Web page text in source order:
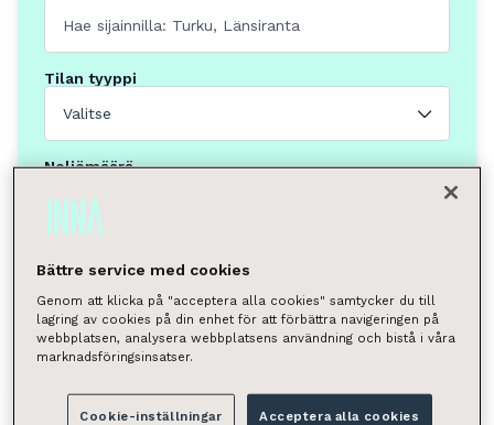
Tilan tyyppi
Valitse
Neliömäärä
Valitse
postinumeron perusteella.
Turku, Länsiranta
Hae
Bättre service med cookies
Genom att klicka på "acceptera alla cookies" samtycker du till
lagring av cookies på din enhet för att förbättra navigeringen på
webbplatsen, analysera webbplatsens användning och bistå i våra
marknadsföringsinsatser.
Cookie-inställningar Acceptera alla cookies